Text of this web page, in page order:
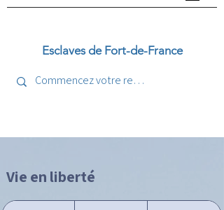
Esclaves de Fort-de-France
Vie en liberté